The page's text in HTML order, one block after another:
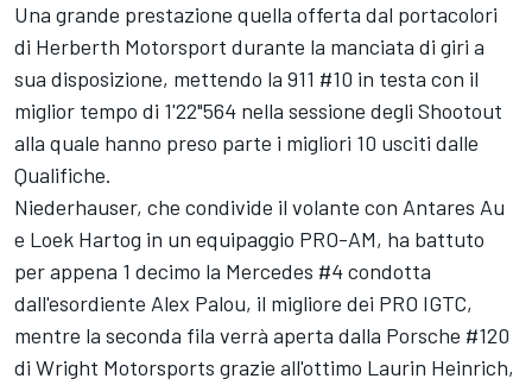
Una grande prestazione quella offerta dal portacolori
di Herberth Motorsport durante la manciata di giri a
sua disposizione, mettendo la 911 #10 in testa con il
miglior tempo di 1'22"564 nella sessione degli Shootout
alla quale hanno preso parte i migliori 10 usciti dalle
Qualifiche.
Niederhauser, che condivide il volante con Antares Au
e Loek Hartog in un equipaggio PRO-AM, ha battuto
per appena 1 decimo la Mercedes #4 condotta
dall'esordiente Alex Palou, il migliore dei PRO IGTC,
mentre la seconda fila verrà aperta dalla Porsche #120
di Wright Motorsports grazie all'ottimo Laurin Heinrich,